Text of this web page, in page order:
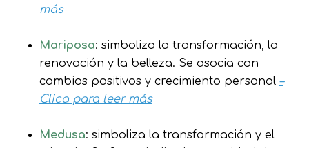
más
Mariposa: simboliza la transformación, la
renovación y la belleza. Se asocia con
cambios positivos y crecimiento personal –
Clica para leer más
Medusa: simboliza la transformación y el